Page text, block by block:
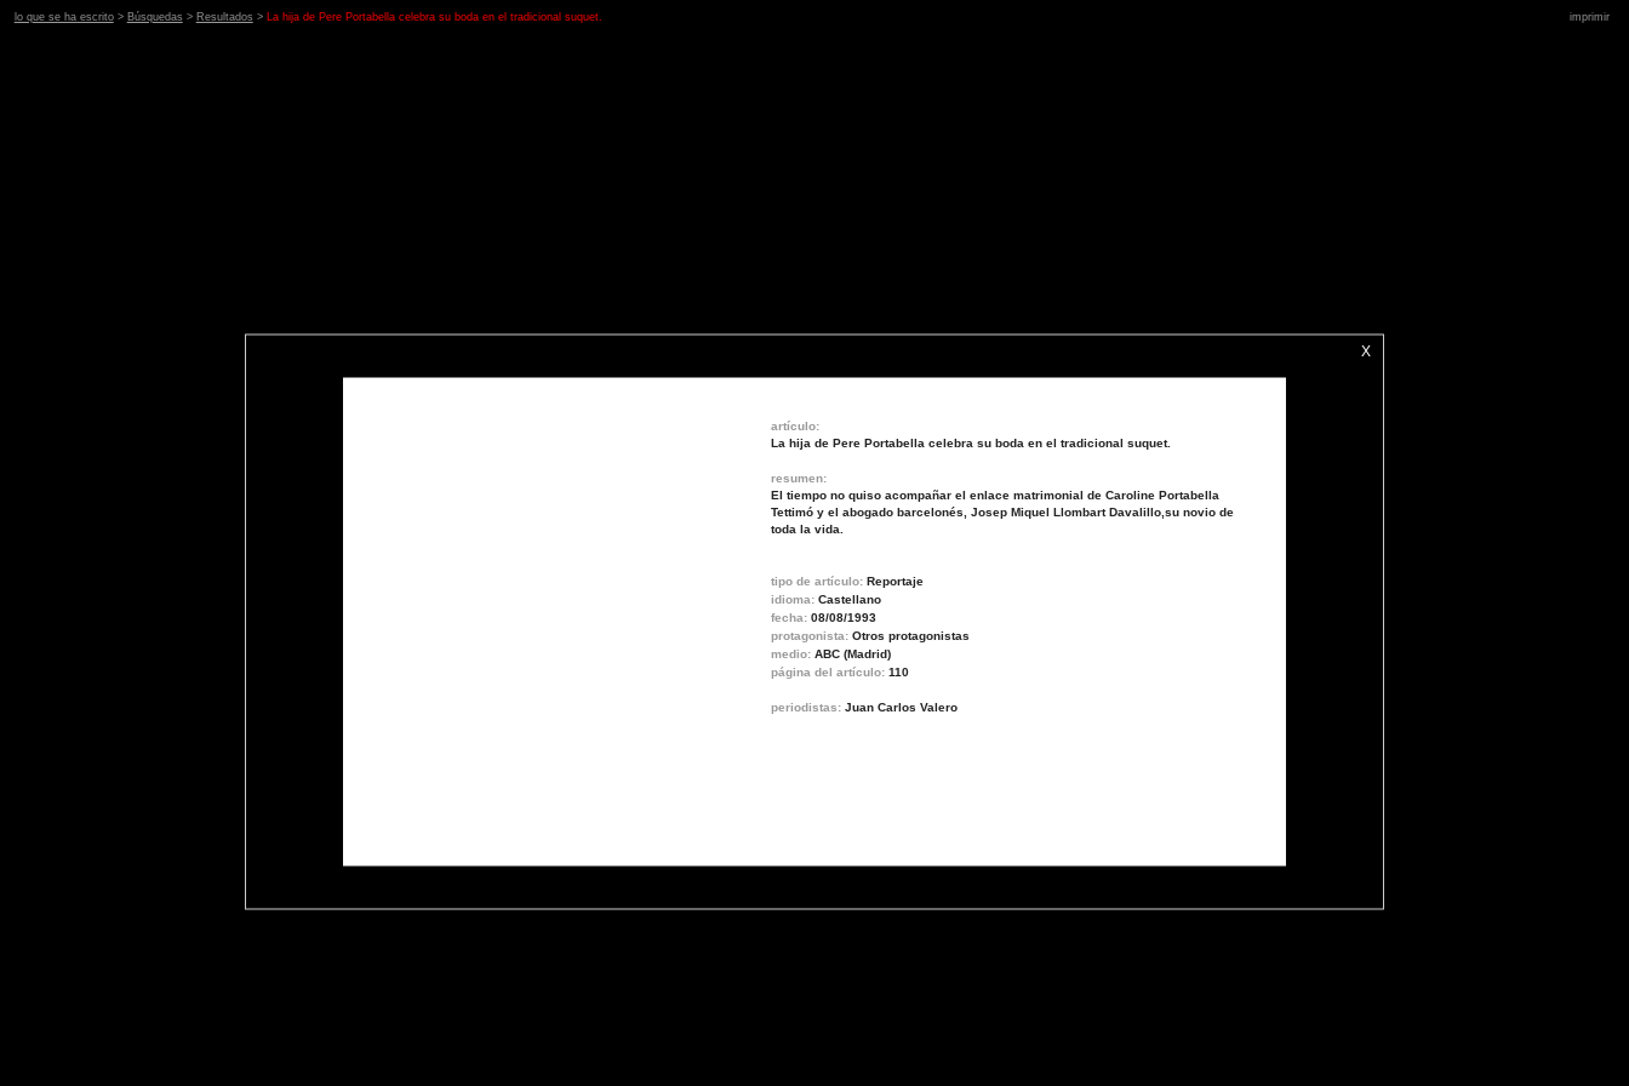
lo que se ha escrito> Búsquedas > Resultados > La hija de Pere Portabella celebra su boda en el tradicional suquet. imprimir
X
artículo:
La hija de Pere Portabella celebra su boda en el tradicional suquet.
resumen:
El tiempo no quiso acompañar el enlace matrimonial de Caroline Portabella
Tettimó y el abogado barcelonés, Josep Miquel Llombart Davalillo,su novio de
toda la vida.
tipo de artículo: Reportaje
idioma: Castellano
fecha: 08/08/1993
protagonista: Otros protagonistas
medio: ABC (Madrid)
página del artículo: 110
periodistas: Juan Carlos Valero